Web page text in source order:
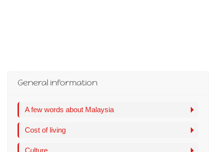
General information
A few words about Malaysia
Cost of living
Culture